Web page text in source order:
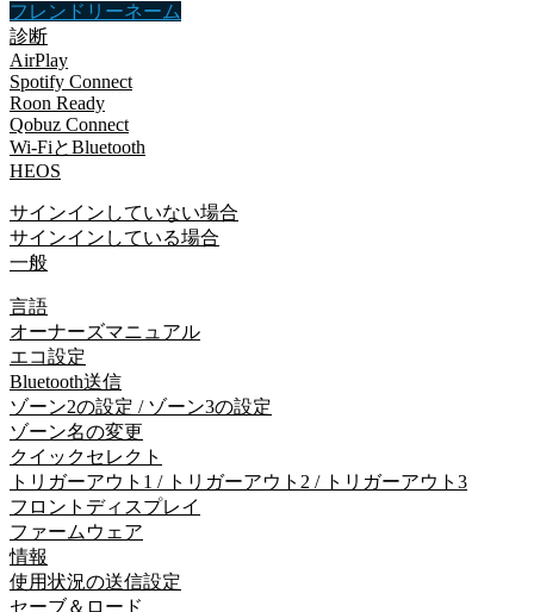
フレンドリーネーム
診断
AirPlay
Spotify Connect
Roon Ready
Qobuz Connect
Wi-FiとBluetooth
HEOS
サインインしていない場合
サインインしている場合
一般
言語
オーナーズマニュアル
エコ設定
Bluetooth送信
ゾーン2の設定 / ゾーン3の設定
ゾーン名の変更
クイックセレクト
トリガーアウト1 / トリガーアウト2 / トリガーアウト3
フロントディスプレイ
ファームウェア
情報
使用状況の送信設定
セーブ＆ロード